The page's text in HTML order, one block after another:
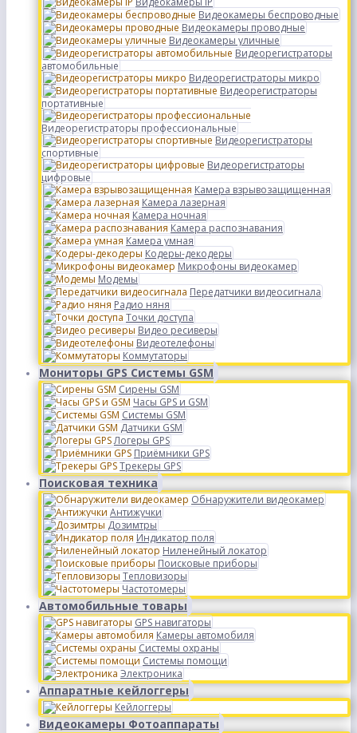
Видеокамеры беспроводные
Видеокамеры проводные
Видеокамеры уличные
Видеорегистраторы
автомобильные
Видеорегистраторы микро
Видеорегистраторы
портативные
Видеорегистраторы профессиональные
Видеорегистраторы
спортивные
Видеорегистраторы
цифровые
Камера взрывозащищенная
Камера лазерная
Камера ночная
Камера распознавания
Камера умная
Кодеры-декодеры
Микрофоны видеокамер
Модемы
Передатчики видеосигнала
Радио няня
Точки доступа
Видео ресиверы
Видеотелефоны
Коммутаторы
Мониторы GPS Системы GSM
Сирены GSM
Часы GPS и GSM
Системы GSM
Датчики GSM
Логеры GPS
Приёмники GPS
Трекеры GPS
Поисковая техника
Обнаружители видеокамер
Антижучки
Дозимтры
Индикатор поля
Ниленейный локатор
Поисковые приборы
Тепловизоры
Частотомеры
Автомобильные товары
GPS навигаторы
Камеры автомобиля
Системы охраны
Системы помощи
Электроника
Аппаратные кейлоггеры
Кейлоггеры
Видеокамеры Фотоаппараты